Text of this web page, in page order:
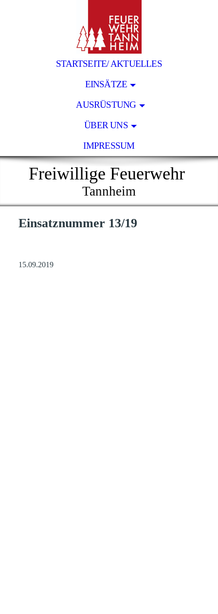
STARTSEITE/ AKTUELLES
EINSÄTZE
AUSRÜSTUNG
ÜBER UNS
IMPRESSUM
Freiwillige Feuerwehr
Tannheim
Einsatznummer 13/19
15.09.2019